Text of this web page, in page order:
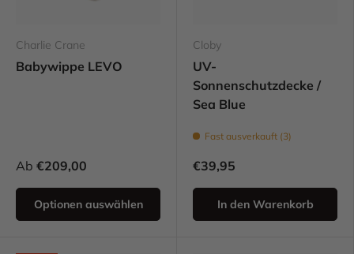
Charlie Crane
Babywippe LEVO
Ab €209,00
Optionen auswählen
Cloby
UV-
Sonnenschutzdecke /
Sea Blue
Fast ausverkauft (3)
€39,95
In den Warenkorb